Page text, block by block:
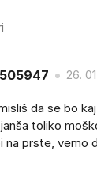
26.
da se bo
toliko
na prste, vemo